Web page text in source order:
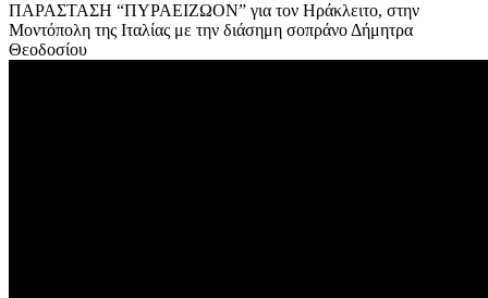
ΠΑΡΑΣΤΑΣΗ “ΠΥΡΑΕΙΖΩΟΝ” για τον Ηράκλειτο, στην
Μοντόπολη της Ιταλίας με την διάσημη σοπράνο Δήμητρα
Θεοδοσίου